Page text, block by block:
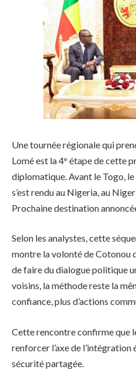
Une tournée régionale qui
Lomé est la 4ᵉ étape de cette
diplomatique. Avant le Togo,
s’est rendu au Nigeria, au
Prochaine destination
Selon les analystes, cette
montre la volonté de Cotonou
de faire du dialogue politique
voisins, la méthode reste la
confiance, plus d’actions
Cette rencontre confirme que
renforcer l’axe de
sécurité partagée.